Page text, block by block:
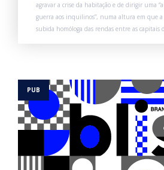
agravar a crise da habitação e de dirigir uma
guerra aos inquilinos”, numa altura em que
subida homóloga das rendas entre as capitais